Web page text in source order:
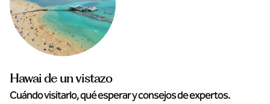
Hawai de un vistazo
Cuándo visitarlo, qué esperar y consejos de expertos.